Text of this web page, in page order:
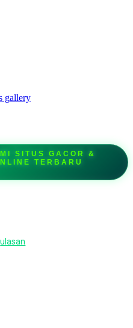
gallery
SITUS GACOR &
TERBARU
Tulis ulasan